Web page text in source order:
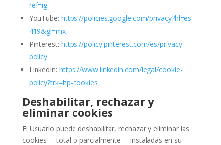
ref=ig
YouTube: https://policies.google.com/privacy?hl=es-
419&gl=mx
Pinterest: https://policy.pinterest.com/es/privacy-
policy
LinkedIn: https://www.linkedin.com/legal/cookie-
policy?trk=hp-cookies
Deshabilitar, rechazar y
eliminar cookies
El Usuario puede deshabilitar, rechazar y eliminar las
cookies —total o parcialmente— instaladas en su